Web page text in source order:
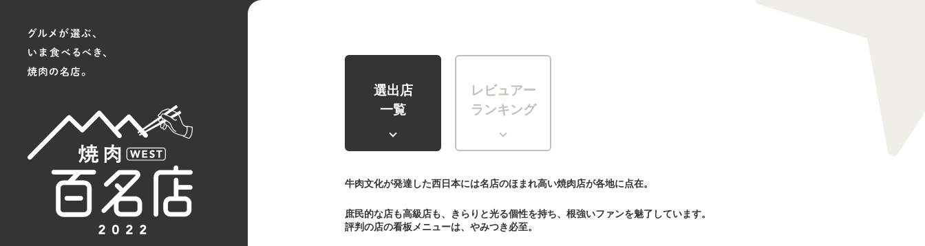
選出店
一覧
レビュアー
ランキング
牛肉文化が発達した西日本には名店のほまれ高い焼肉店が各地に点在。
庶民的な店も高級店も、きらりと光る個性を持ち、根強いファンを魅了しています。
評判の店の看板メニューは、やみつき必至。